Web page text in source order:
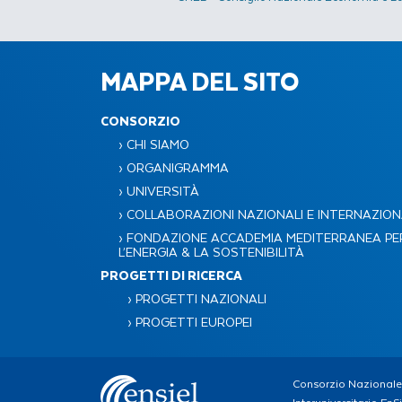
MAPPA DEL SITO
CONSORZIO
› CHI SIAMO
› ORGANIGRAMMA
› UNIVERSITÀ
› COLLABORAZIONI NAZIONALI E
› FONDAZIONE ACCADEMIA MEDITERRANEA
L’ENERGIA & LA SOSTENIBILITÀ​
PROGETTI DI RICERCA
› PROGETTI NAZIONALI
› PROGETTI EUROPEI
Consorzio Nazionale